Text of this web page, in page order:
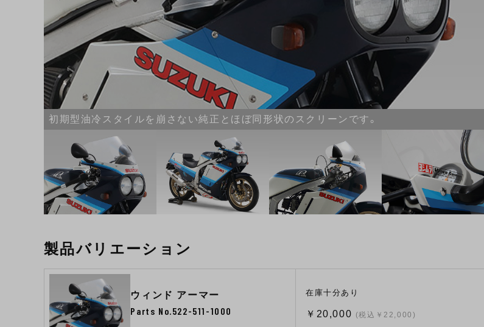
初期型油冷スタイルを崩さない純正とほぼ同形状のスクリーンです。
製品バリエーション
ウィンド アーマー
Parts No.522-511-1000
在庫十分あり
￥20,000 (税込￥22,000)